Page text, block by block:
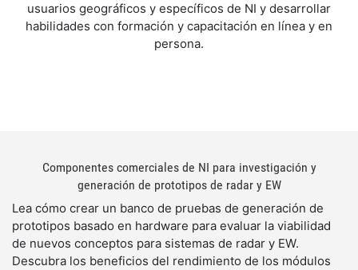
usuarios geográficos y específicos de NI y desarrollar
habilidades con formación y capacitación en línea y en
persona.
Componentes comerciales de NI para investigación y
generación de prototipos de radar y EW
Lea cómo crear un banco de pruebas de generación de
prototipos basado en hardware para evaluar la viabilidad
de nuevos conceptos para sistemas de radar y EW.
Descubra los beneficios del rendimiento de los módulos